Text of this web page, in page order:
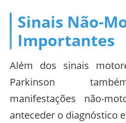
Sinais Não-
Importantes
Além dos sinais
Parkinson
manifestações não-
anteceder o diagnóstico